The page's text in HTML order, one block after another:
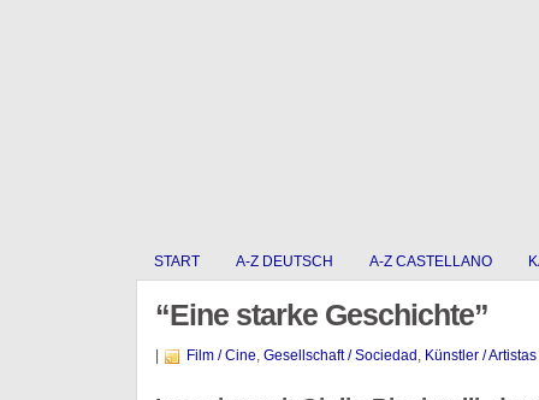
START A-Z DEUTSCH A-Z CASTELLANO
“Eine starke Geschichte”
Film / Cine, Gesellschaft / Sociedad , Künstler / Artistas